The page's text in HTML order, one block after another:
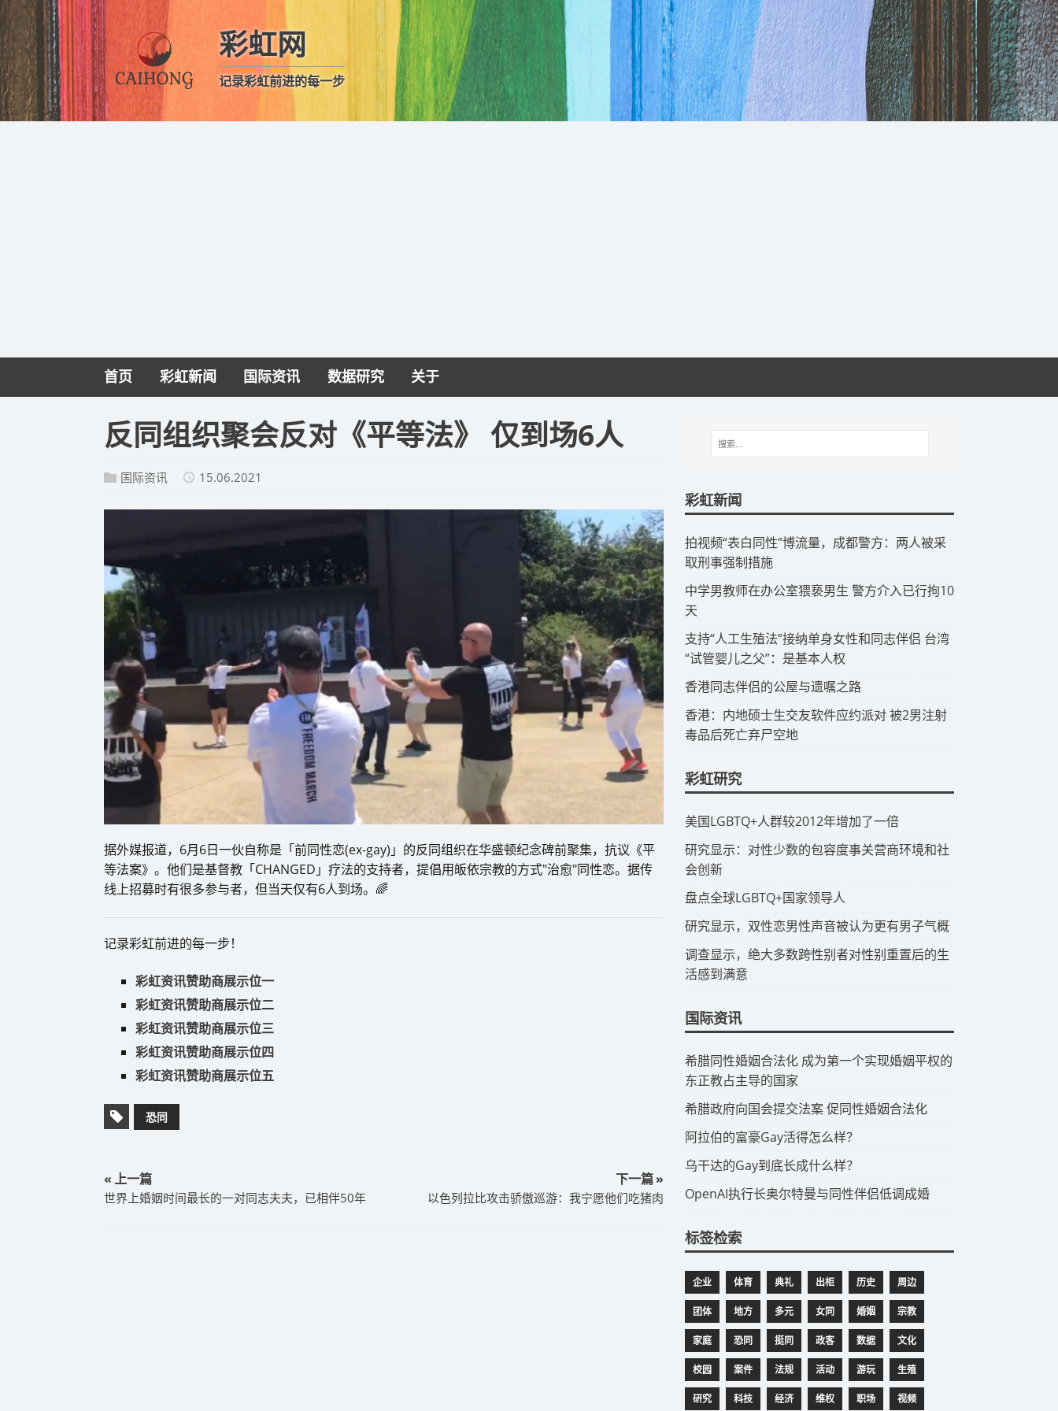
彩虹网
记录彩虹前进的每一步
首页 彩虹新闻 国际资讯 数据研究 关于
反同组织聚会反对《平等法》 仅到场6人
国际资讯 15.06.2021
据外媒报道，6月6日一伙自称是「前同性恋(ex-gay)」的反同组织在华盛顿纪念碑前聚集，抗议《平
等法案》。他们是基督教「CHANGED」疗法的支持者，提倡用皈依宗教的方式"治愈"同性恋。据传
线上招募时有很多参与者，但当天仅有6人到场。🌈
记录彩虹前进的每一步！
彩虹资讯赞助商展示位一
彩虹资讯赞助商展示位二
彩虹资讯赞助商展示位三
彩虹资讯赞助商展示位四
彩虹资讯赞助商展示位五
恐同
« 上一篇
世界上婚姻时间最长的一对同志夫夫，已相伴50年
下一篇 »
以色列拉比攻击骄傲巡游：我宁愿他们吃猪肉
彩虹新闻
拍视频“表白同性”博流量，成都警方：两人被采
取刑事强制措施
​中学男教师在办公室猥亵男生 警方介入已行拘10
天
​支持“人工生殖法”接纳单身女性和同志伴侣 台湾
“试管婴儿之父”：是基本人权
​香港同志伴侣的公屋与遗嘱之路
​香港：内地硕士生交友软件应约派对 被2男注射
毒品后死亡弃尸空地
彩虹研究
​美国LGBTQ+人群较2012年增加了一倍
​研究显示：对性少数的包容度事关营商环境和社
会创新
​盘点全球LGBTQ+国家领导人
研究显示，双性恋男性声音被认为更有男子气概
调查显示，绝大多数跨性别者对性别重置后的生
活感到满意
国际资讯
​希腊同性婚姻合法化 成为第一个实现婚姻平权的
东正教占主导的国家
​希腊政府向国会提交法案 促同性婚姻合法化
​阿拉伯的富豪Gay活得怎么样？
​乌干达的Gay到底长成什么样？
​OpenAI执行长奥尔特曼与同性伴侣低调成婚
标签检索
企业 体育 典礼 出柜 历史 周边
团体 地方 多元 女同 婚姻 宗教
家庭 恐同 挺同 政客 数据 文化
校园 案件 法规 活动 游玩 生殖
研究 科技 经济 维权 职场 视频